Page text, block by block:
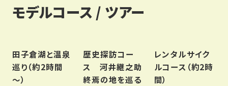
モデルコース / ツアー
田子倉湖と温泉
巡り（約2時間
～）
歴史探訪コー
ス 河井継之助
終焉の地を巡る
レンタルサイク
ルコース（約2時
間）